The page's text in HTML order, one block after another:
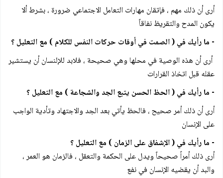
أرى أن ذلك مهم ، فإتقان مهارات التعامل الاجتماعي ضرورة ، بشرط ألا
يكون المدح والتقريظ نفاقاً
- ما رأيك في ( الصمت في أوقات حركات النفس للكلام ) مع التعليل ؟
أرى أن هذه الوصية في محلها وهي صحيحة ، فلابد للإلنسان أن يستشير
عقله قبل اتخاذ القرارات
- ما رأيك في ( الحظ الحسن يتبع الجد والشجاعة ) مع التعليل ؟
أرى أن ذلك أمر صحيح ، فالحظ يأتي بعد الجد والاجتهاد وتأدية الواجب
على الإنسان
- ما رأيك في ( الإشفاق على الزمان ) مع التعليل ؟
أرى ذلك أمراً صحيحاً ويدل على الحكمة والتعقل ، فالزمان هو العمر ،
والبد أن يقضيه الإنسان في نفع